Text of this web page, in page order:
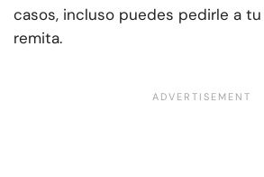
casos, incluso puedes pedirle a
remita.